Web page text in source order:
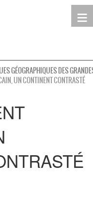
≡
GÉOGRAPHIQUES DES
UN CONTINENT CONTRASTÉ